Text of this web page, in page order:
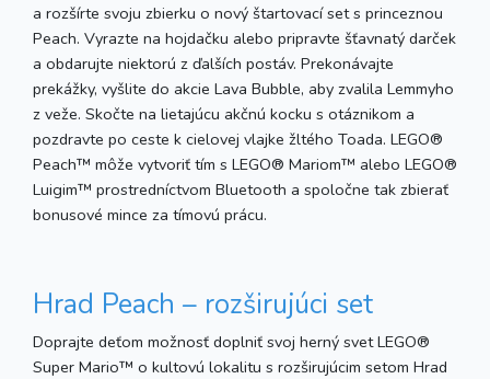
a rozšírte svoju zbierku o nový štartovací set s princeznou
Peach. Vyrazte na hojdačku alebo pripravte šťavnatý darček
a obdarujte niektorú z ďalších postáv. Prekonávajte
prekážky, vyšlite do akcie Lava Bubble, aby zvalila Lemmyho
z veže. Skočte na lietajúcu akčnú kocku s otáznikom a
pozdravte po ceste k cielovej vlajke žltého Toada. LEGO®
Peach™ môže vytvoriť tím s LEGO® Mariom™ alebo LEGO®
Luigim™ prostredníctvom Bluetooth a spoločne tak zbierať
bonusové mince za tímovú prácu.
Hrad Peach – rozširujúci set
Doprajte deťom možnosť doplniť svoj herný svet LEGO®
Super Mario™ o kultovú lokalitu s rozširujúcim setom Hrad